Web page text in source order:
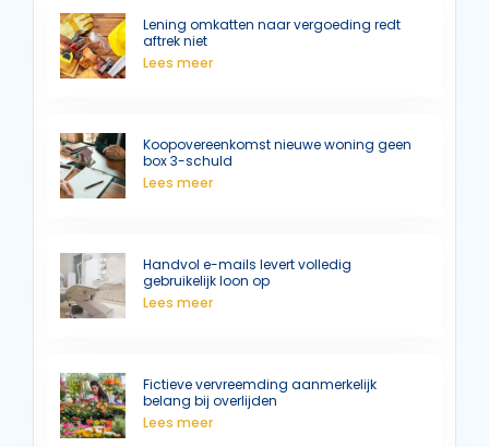
Lening omkatten naar vergoeding redt
aftrek niet
Lees meer
Koopovereenkomst nieuwe woning geen
box 3-schuld
Lees meer
Handvol e-mails levert volledig
gebruikelijk loon op
Lees meer
Fictieve vervreemding aanmerkelijk
belang bij overlijden
Lees meer